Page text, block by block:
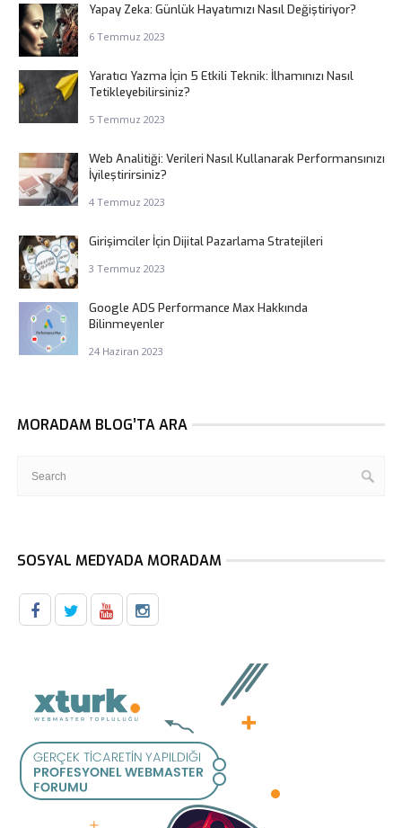
Yapay Zeka: Günlük Hayatımızı Nasıl Değiştiriyor?
6 Temmuz 2023
Yaratıcı Yazma İçin 5 Etkili Teknik: İlhamınızı Nasıl
Tetikleyebilirsiniz?
5 Temmuz 2023
Web Analitiği: Verileri Nasıl Kullanarak Performansınızı
İyileştirirsiniz?
4 Temmuz 2023
Girişimciler İçin Dijital Pazarlama Stratejileri
3 Temmuz 2023
Google ADS Performance Max Hakkında
Bilinmeyenler
24 Haziran 2023
MORADAM BLOG’TA ARA
SOSYAL MEDYADA MORADAM